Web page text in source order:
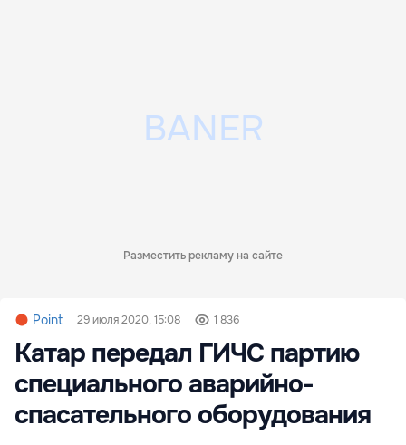
Разместить рекламу на сайте
Point 29 июля 2020, 15:08 1 836
Катар передал ГИЧС партию
специального аварийно-
спасательного оборудования